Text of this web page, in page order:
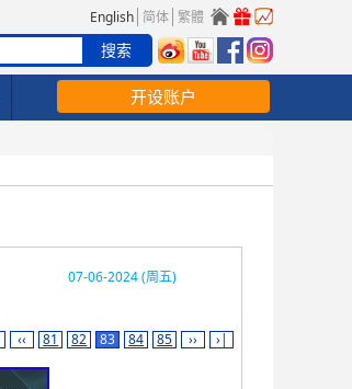
English 简体 繁體
开设账户
07-06-2024 (周五)
‹‹ 81 82 83 84 85 ›› ›|